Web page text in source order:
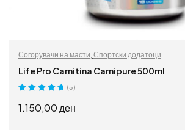
Согорувачи на масти Спортски додатоци
Life Pro Carnitina Carnipure 500ml
од 5
(5)
1.150,00 ден